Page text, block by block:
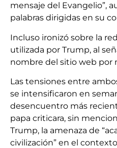
mensaje del Evangelio”,
palabras dirigidas en su
Incluso ironizó sobre la
utilizada por Trump, al
nombre del sitio web por
Las tensiones entre
se intensificaron en
desencuentro más
papa criticara, sin
Trump, la amenaza de
civilización” en el